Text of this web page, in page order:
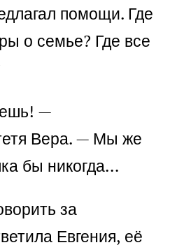
помощи. Где
о семье? Где все
—
Вера. — Мы же
бы никогда…
за
Евгения, её